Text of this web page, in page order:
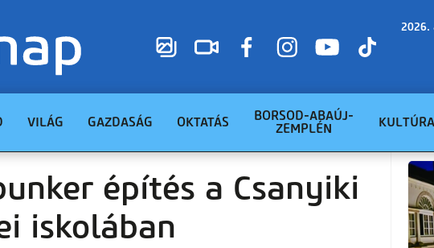
2026.
VILÁG GAZDASÁG OKTATÁS
BORSOD-ABAÚJ-
ZEMPLÉN
KULTÚRA
építés a Csanyiki
iskolában